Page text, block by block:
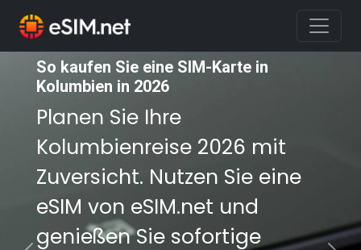
So kaufen Sie eine SIM-Karte in
Kolumbien in 2026
Planen Sie Ihre
Kolumbienreise 2026 mit
Zuversicht. Nutzen Sie eine
eSIM von eSIM.net und
genießen Sie sofortige
So kaufen Sie eine SIM-Karte in
Kolumbien in 2026
Planen Sie Ihre
Kolumbienreise 2026 mit
Zuversicht. Nutzen Sie eine
eSIM von eSIM.net und
genießen Sie sofortige